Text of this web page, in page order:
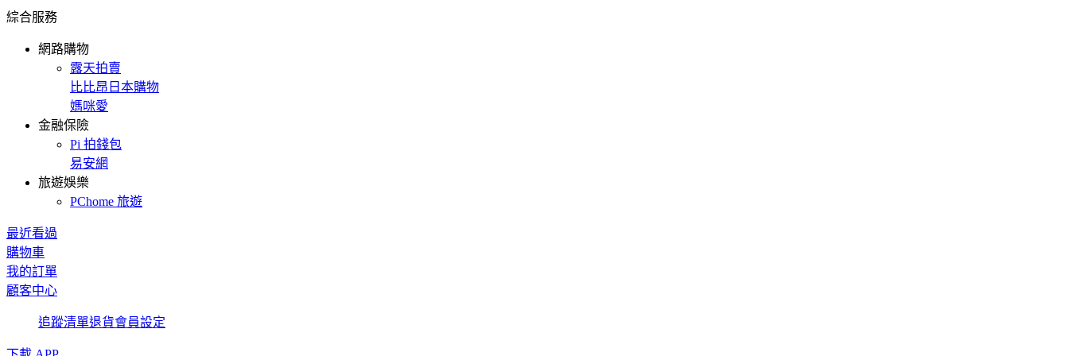
綜合服務
網路購物
露天拍賣
比比昂日本購物
媽咪愛
金融保險
Pi 拍錢包
易安網
旅遊娛樂
PChome 旅遊
最近看過
購物車
我的訂單
顧客中心
追蹤清單退貨會員設定